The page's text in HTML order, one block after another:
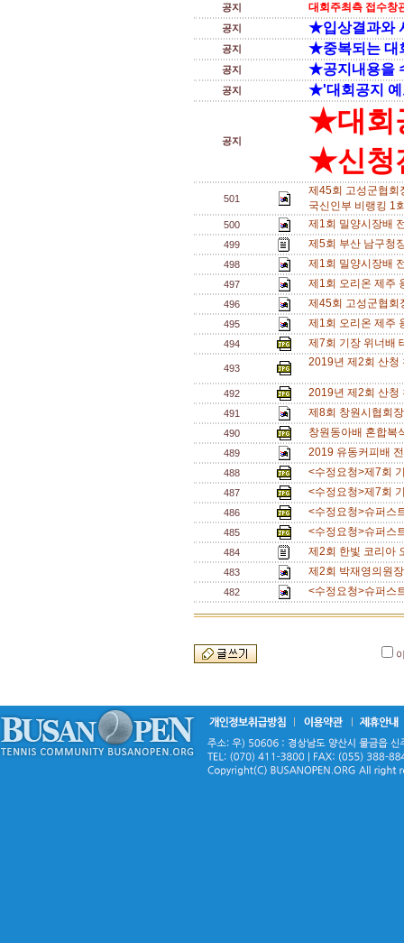
공지 대회주최측 접수창
공지 ★입상결과와
공지 ★중복되는 대
공지 ★공지내용을
공지 ★'대회공지 예
공지
★대회
★신청
501
제45회 고성군협회
국신인부 비랭킹 1
500 제1회 밀양시장배
499 제5회 부산 남구청
498 제1회 밀양시장배
497 제1회 오리온 제주
496 제45회 고성군협
495 제1회 오리온 제주
494 제7회 기장 위너배
493 2019년 제2회 산청
492 2019년 제2회 산
491 제8회 창원시협회
490 창원동아배 혼합복
489 2019 유동커피배
488 <수정요청>제7회
487 <수정요청>제7회
486 <수정요청>슈퍼스
485 <수정요청>슈퍼스
484 제2회 한빛 코리아
483 제2회 박재영의원
482 <수정요청>슈퍼스